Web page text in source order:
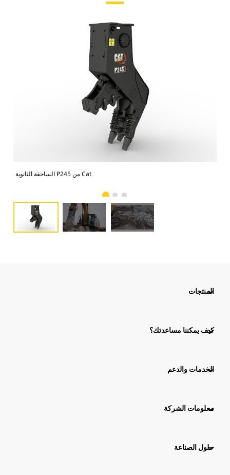
الساحقة الثانوية P245 من Cat
المنتجات
كيف يمكننا مساعدتك؟
الخدمات والدعم
معلومات الشركة
حلول الصناعة